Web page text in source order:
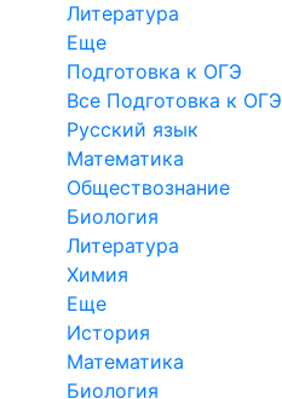
Литература
Еще
Подготовка к ОГЭ
Все Подготовка к ОГЭ
Русский язык
Математика
Обществознание
Биология
Литература
Химия
Еще
История
Математика
Биология